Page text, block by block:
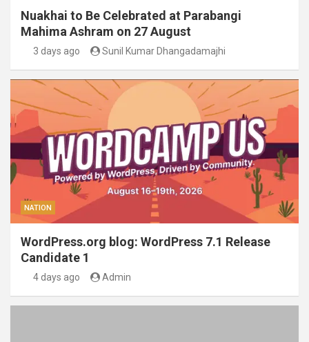
Nuakhai to Be Celebrated at Parabangi
Mahima Ashram on 27 August
3 days ago Sunil Kumar Dhangadamajhi
NATION
WordPress.org blog: WordPress 7.1 Release
Candidate 1
4 days ago Admin